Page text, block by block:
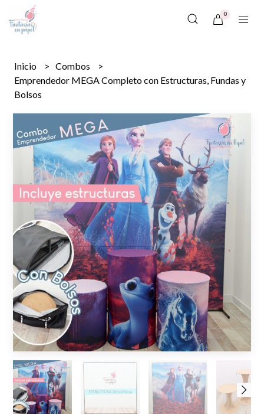
0
Inicio
Combos
Emprendedor MEGA Completo con Estructuras, Fundas y
Bolsos